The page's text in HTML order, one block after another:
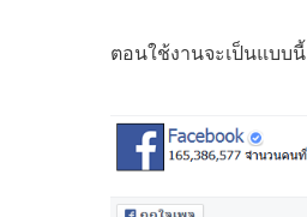
ตอนใช้งานจะเป็นแบบนี้